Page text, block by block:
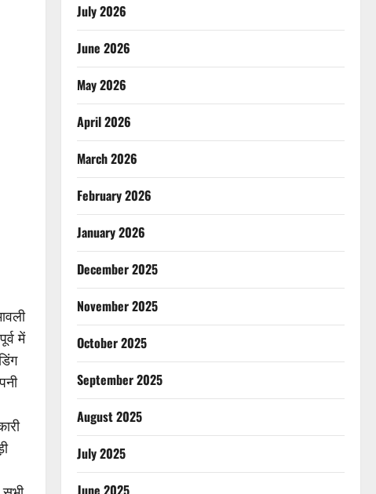
में
July 2026
June 2026
May 2026
April 2026
March 2026
February 2026
January 2026
December 2025
November 2025
October 2025
September 2025
August 2025
July 2025
June 2025